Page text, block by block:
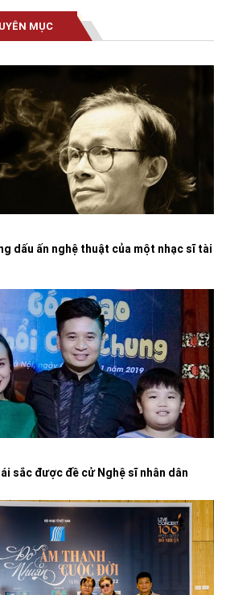
tượng đài Chủ tịch Hồ Chí Minh, Phố đi bộ
Nguyễn Huệ.
MỤC
dấu ấn nghệ thuật của một nhạc sĩ tài
sắc được đề cử Nghệ sĩ nhân dân